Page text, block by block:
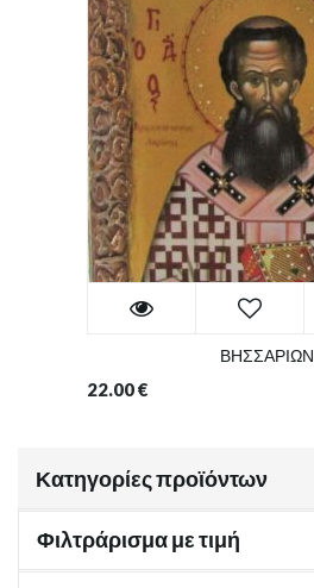
ΒΗΣΣΑΡΙΩΝ
22.00€
Κατηγορίες προϊόντων
Φιλτράρισμα με τιμή